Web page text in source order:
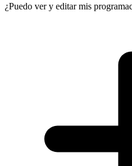
¿Puedo ver y editar mis